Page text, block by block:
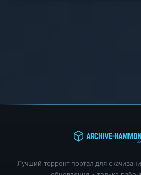
Лучший торрент портал для